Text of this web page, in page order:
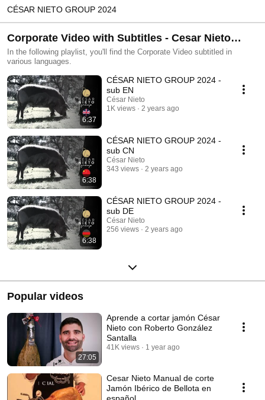
CÉSAR NIETO GROUP 2024
Corporate Video with Subtitles - Cesar Nieto
Group.
In the following playlist, you'll find the Corporate Video subtitled in
various languages.
6:37
CÉSAR NIETO GROUP 2024 -
sub EN
César Nieto
1K views
2 years ago
6:38
CÉSAR NIETO GROUP 2024 -
sub CN
César Nieto
343 views
2 years ago
6:38
CÉSAR NIETO GROUP 2024 -
sub DE
César Nieto
256 views
2 years ago
Popular videos
27:05
Aprende a cortar jamón César
Nieto con Roberto González
Santalla
41K views 1 year ago
Cesar Nieto Manual de corte
Jamón Ibérico de Bellota en
español.